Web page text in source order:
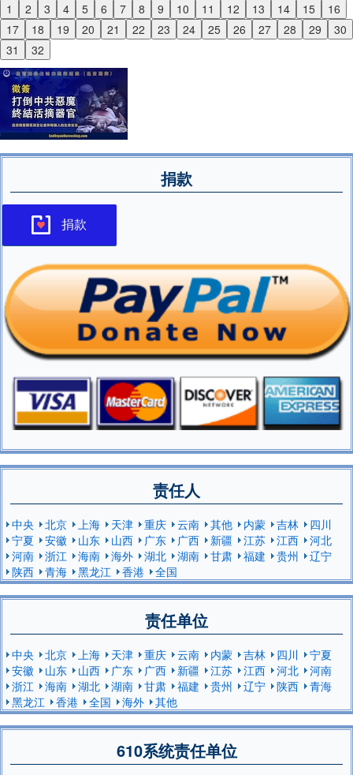
1 2 3 4 5 6 7 8 9 10 11 12 13 14 15
16
17
18 19 20 21 22 23 24 25 26 27 28 29
30
31
32
Previous
Next
捐款
捐款
责任人
中央 北京 上海 天津 重庆 云南 其他 内蒙 吉林
四川
宁夏
安徽 山东 山西 广东 广西 新疆 江苏 江西
河北
河南
浙江 海南 海外 湖北 湖南 甘肃 福建 贵州
辽宁
陕西
青海 黑龙江 香港 全国
责任单位
中央 北京 上海 天津 重庆 云南 内蒙 吉林 四川
宁夏
安徽
山东 山西 广东 广西 新疆 江苏 江西 河北
河南
浙江
海南 湖北 湖南 甘肃 福建 贵州 辽宁 陕西
青海
黑龙江
香港 全国 海外 其他
610系统责任单位